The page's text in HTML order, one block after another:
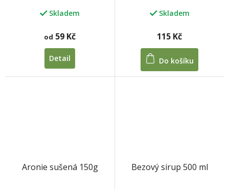
Skladem
od 59 Kč
Detail
Skladem
115 Kč
Do košíku
Aronie sušená 150g Bezový sirup 500 ml